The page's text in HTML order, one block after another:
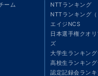
ーム
NTTランキング
NTTランキング
エイジNCS
日本選手権クオ
ズ
大学生ランキン
高校生ランキン
認定記録会ラン